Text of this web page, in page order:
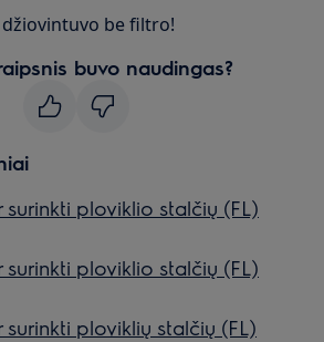
džiovintuvo be filtro!
buvo naudingas?
surinkti ploviklio stalčių (FL)
surinkti ploviklio stalčių (FL)
surinkti ploviklių stalčių (FL)